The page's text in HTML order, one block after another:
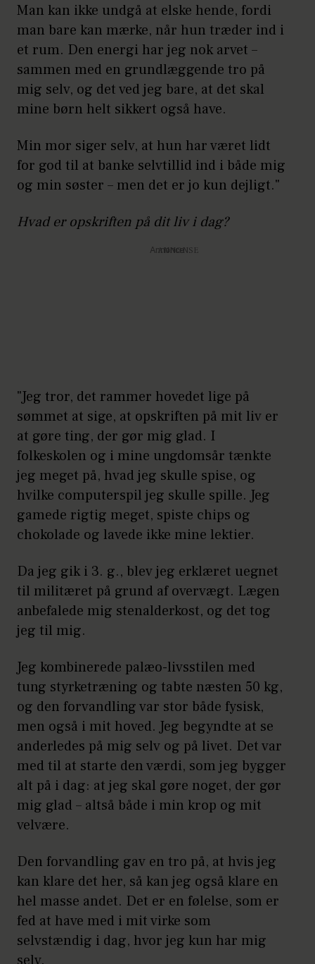
Man kan ikke undgå at elske hende, fordi
man bare kan mærke, når hun træder ind i
et rum. Den energi har jeg nok arvet –
sammen med en grundlæggende tro på
mig selv, og det ved jeg bare, at det skal
mine børn helt sikkert også have.
Min mor siger selv, at hun har været lidt
for god til at banke selvtillid ind i både mig
og min søster – men det er jo kun dejligt."
Hvad er opskriften på dit liv i dag?
Annonce
"Jeg tror, det rammer hovedet lige på
sømmet at sige, at opskriften på mit liv er
at gøre ting, der gør mig glad. I
folkeskolen og i mine ungdomsår tænkte
jeg meget på, hvad jeg skulle spise, og
hvilke computerspil jeg skulle spille. Jeg
gamede rigtig meget, spiste chips og
chokolade og lavede ikke mine lektier.
Da jeg gik i 3. g., blev jeg erklæret uegnet
til militæret på grund af overvægt. Lægen
anbefalede mig stenalderkost, og det tog
jeg til mig.
Jeg kombinerede palæo-livsstilen med
tung styrketræning og tabte næsten 50 kg,
og den forvandling var stor både fysisk,
men også i mit hoved. Jeg begyndte at se
anderledes på mig selv og på livet. Det var
med til at starte den værdi, som jeg bygger
alt på i dag: at jeg skal gøre noget, der gør
mig glad – altså både i min krop og mit
velvære.
Den forvandling gav en tro på, at hvis jeg
kan klare det her, så kan jeg også klare en
hel masse andet. Det er en følelse, som er
fed at have med i mit virke som
selvstændig i dag, hvor jeg kun har mig
selv.